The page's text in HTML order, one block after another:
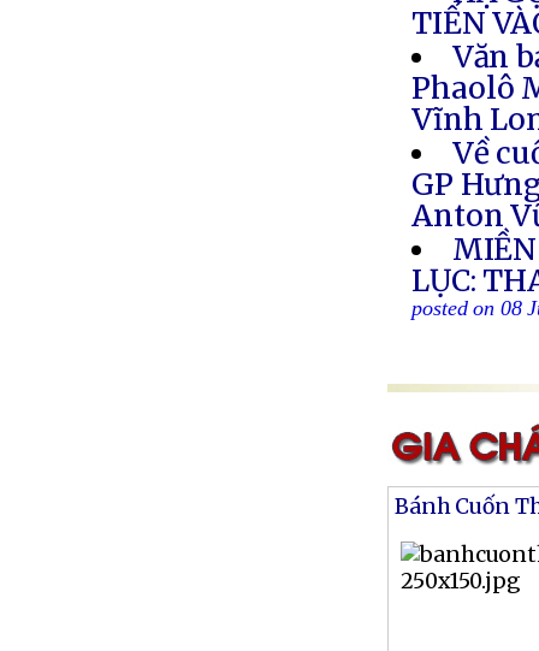
TIẾN
Văn
Phaolô
Vĩnh
Về
GP
Anton
LỤC:
posted on 08
Bánh Cuốn